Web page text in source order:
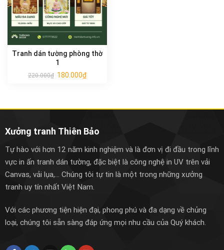
Tranh dán tường phòng thờ
1
220.000₫ 180.000₫
Xưởng tranh Thiên Bảo
Tự hào với hơn 12 năm kinh nghiệm và là đơn vị đi đầu trong lĩnh
vực in ấn tranh dán tường, đặc biệt là công nghệ in UV trên vải
Canvas, vải lụa,... Chúng tôi tự tin là một trong những xưởng
tranh uy tín nhất Việt Nam.
Với các phương tiện hiện đại, phong phú và đa dạng về chủng
loại, chúng tôi sẵn sàng đáp ứng mọi nhu cầu của Quý khách.